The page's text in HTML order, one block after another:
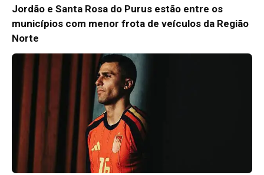
Jordão e Santa Rosa do Purus estão entre os
municípios com menor frota de veículos da Região
Norte